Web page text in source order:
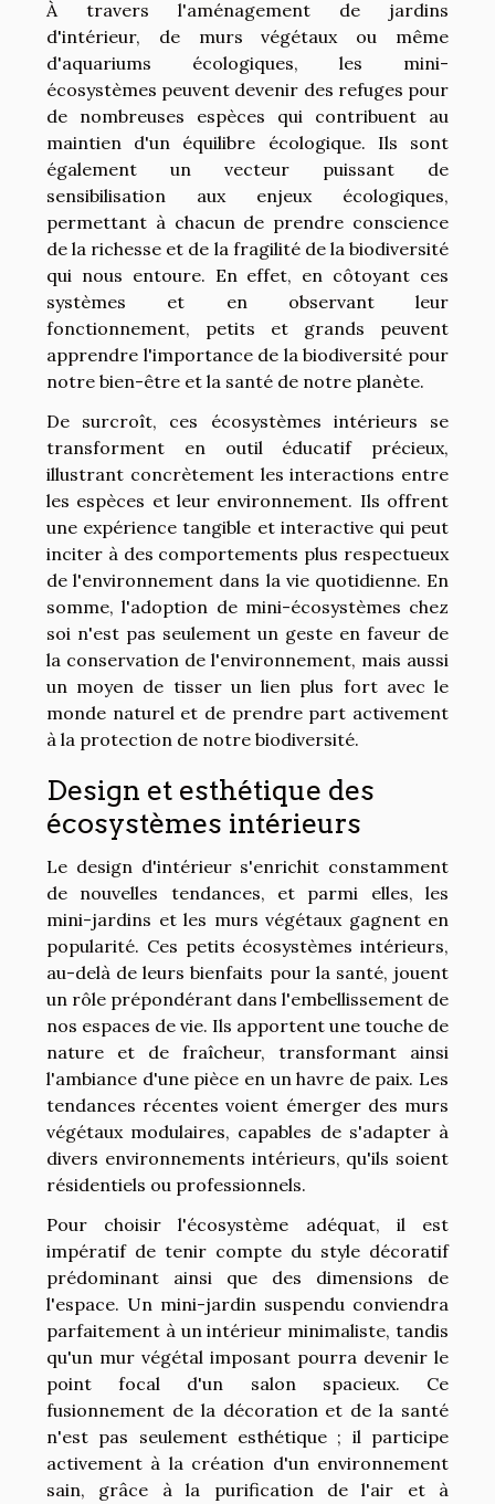
À travers l'aménagement de jardins
d'intérieur, de murs végétaux ou même
d'aquariums écologiques, les mini-
écosystèmes peuvent devenir des refuges pour
de nombreuses espèces qui contribuent au
maintien d'un équilibre écologique. Ils sont
également un vecteur puissant de
sensibilisation aux enjeux écologiques,
permettant à chacun de prendre conscience
de la richesse et de la fragilité de la biodiversité
qui nous entoure. En effet, en côtoyant ces
systèmes et en observant leur
fonctionnement, petits et grands peuvent
apprendre l'importance de la biodiversité pour
notre bien-être et la santé de notre planète.
De surcroît, ces écosystèmes intérieurs se
transforment en outil éducatif précieux,
illustrant concrètement les interactions entre
les espèces et leur environnement. Ils offrent
une expérience tangible et interactive qui peut
inciter à des comportements plus respectueux
de l'environnement dans la vie quotidienne. En
somme, l'adoption de mini-écosystèmes chez
soi n'est pas seulement un geste en faveur de
la conservation de l'environnement, mais aussi
un moyen de tisser un lien plus fort avec le
monde naturel et de prendre part activement
à la protection de notre biodiversité.
Design et esthétique des
écosystèmes intérieurs
Le design d'intérieur s'enrichit constamment
de nouvelles tendances, et parmi elles, les
mini-jardins et les murs végétaux gagnent en
popularité. Ces petits écosystèmes intérieurs,
au-delà de leurs bienfaits pour la santé, jouent
un rôle prépondérant dans l'embellissement de
nos espaces de vie. Ils apportent une touche de
nature et de fraîcheur, transformant ainsi
l'ambiance d'une pièce en un havre de paix. Les
tendances récentes voient émerger des murs
végétaux modulaires, capables de s'adapter à
divers environnements intérieurs, qu'ils soient
résidentiels ou professionnels.
Pour choisir l'écosystème adéquat, il est
impératif de tenir compte du style décoratif
prédominant ainsi que des dimensions de
l'espace. Un mini-jardin suspendu conviendra
parfaitement à un intérieur minimaliste, tandis
qu'un mur végétal imposant pourra devenir le
point focal d'un salon spacieux. Ce
fusionnement de la décoration et de la santé
n'est pas seulement esthétique ; il participe
activement à la création d'un environnement
sain, grâce à la purification de l'air et à